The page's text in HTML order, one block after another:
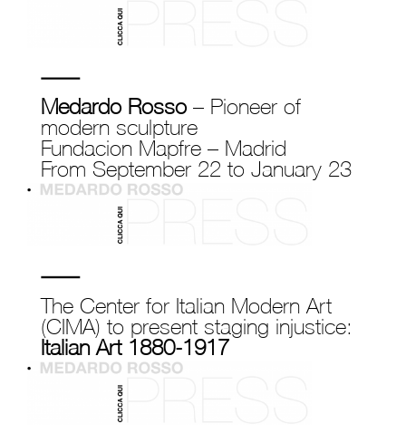
Medardo Rosso– Pioneer of
modern sculpture
Fundacion Mapfre – Madrid
From September 22 to January 23
The Center for Italian Modern Art
(CIMA) to present staging injustice:
Italian Art 1880-1917